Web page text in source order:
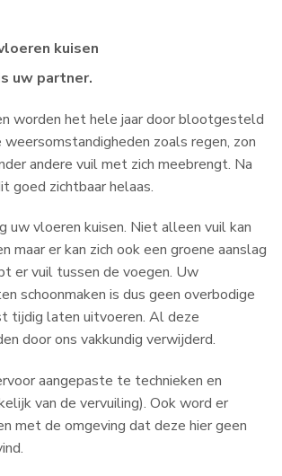
kuisen
uw partner.
worden het hele jaar door blootgesteld
weersomstandigheden zoals regen, zon
andere vuil met zich meebrengt. Na
goed zichtbaar helaas.
uw vloeren kuisen. Niet alleen vuil kan
maar er kan zich ook een groene aanslag
er vuil tussen de voegen. Uw
schoonmaken is dus geen overbodige
tijdig laten uitvoeren. Al deze
door ons vakkundig verwijderd.
aangepaste te technieken en
van de vervuiling). Ook word er
met de omgeving dat deze hier geen